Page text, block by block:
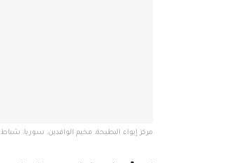
مركز إيواء البطيحة، مخيم الوافدين، سوريا، شباط 2015. نشاط دعم نفسي للأطفال الوافدين من الغوطة.